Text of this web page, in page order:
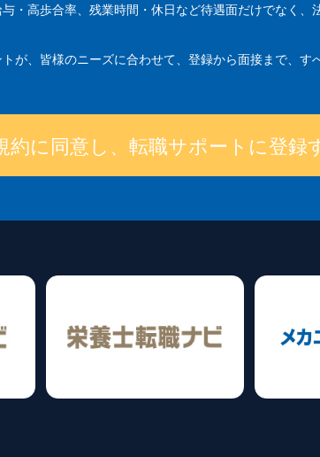
・高歩合率、残業時間・休日など待遇面だけでなく
が、皆様のニーズに合わせて、登録から面接まで、
約に同意し、転職サポートに登録